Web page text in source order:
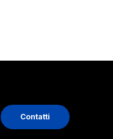
Contatti